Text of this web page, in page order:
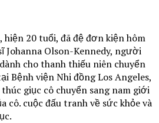
hiện 20 tuổi, đã đệ đơn kiện hôm
Johanna Olson-Kennedy, người
cho thanh thiếu niên chuyển
Bệnh viện Nhi đồng Los Angeles,
giục cô chuyển sang nam giới
cô. cuộc đấu tranh về sức khỏe và